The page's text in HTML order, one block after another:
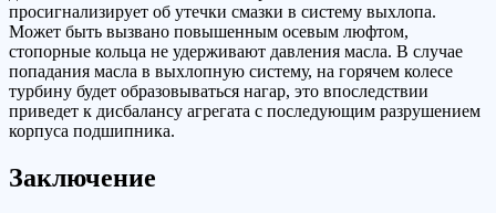
просигнализирует об утечки смазки в систему выхлопа.
Может быть вызвано повышенным осевым люфтом,
стопорные кольца не удерживают давления масла. В случае
попадания масла в выхлопную систему, на горячем колесе
турбину будет образовываться нагар, это впоследствии
приведет к дисбалансу агрегата с последующим разрушением
корпуса подшипника.
Заключение